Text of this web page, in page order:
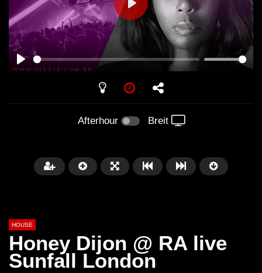
PLAY
PLAY
Afterhour Breit
HOUSE
Honey Dijon @ RA live
Sunfall London